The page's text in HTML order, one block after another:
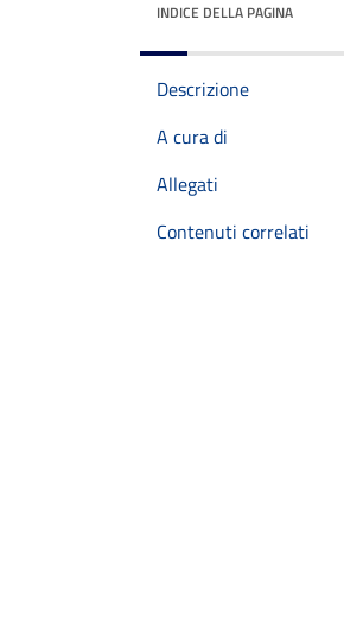
INDICE DELLA PAGINA
Descrizione
A cura di
Allegati
Contenuti correlati